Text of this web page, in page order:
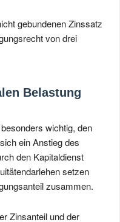
gebundenen Zinssatz
von drei
Belastung
wichtig, den
ein Anstieg des
den Kapitaldienst
setzen
zusammen.
Zinsanteil und der